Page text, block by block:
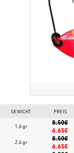
GEWICHT PREIS
1.6 gr
8.50€
6.65€
2.4 gr
8.50€
6.65€